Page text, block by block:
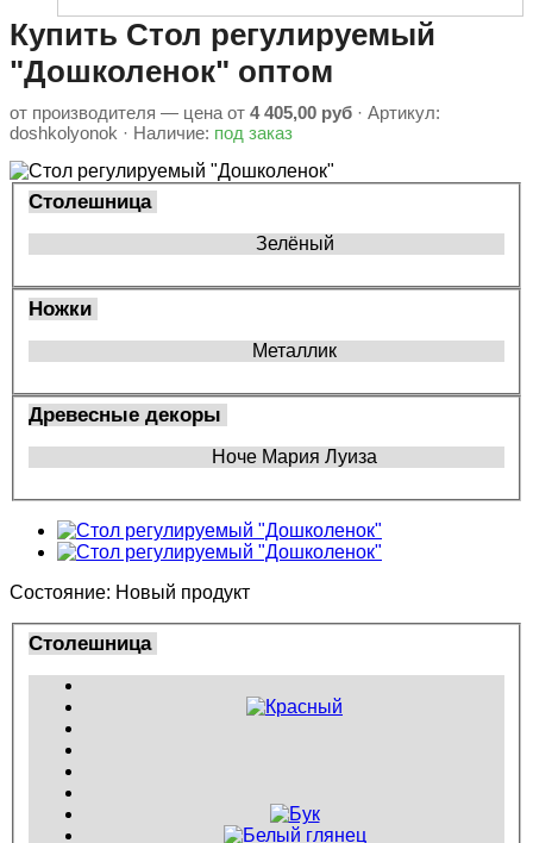
Купить Стол регулируемый
"Дошколенок" оптом
от производителя — цена от 4 405,00 руб · Артикул:
doshkolyonok · Наличие: под заказ
Столешница
Зелёный
Ножки
Металлик
Древесные декоры
Ноче Мария Луиза
Состояние: Новый продукт
Столешница